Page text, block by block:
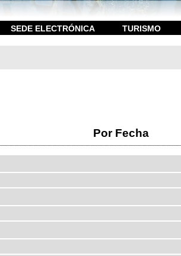
SEDE ELECTRÓNICA TURISMO
Por Fecha